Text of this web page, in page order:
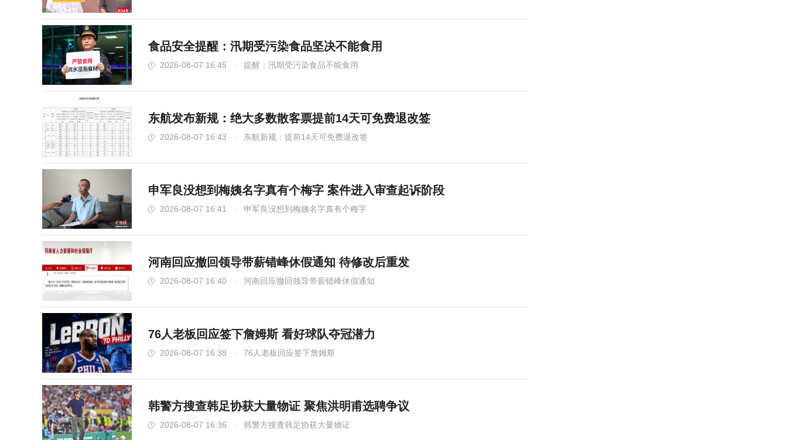
食品安全提醒：汛期受污染食品坚决不能食用
2026-08-07 16:45 提醒：汛期受污染食品不能食用
东航发布新规：绝大多数散客票提前14天可免费退改签
2026-08-07 16:43 东航新规：提前14天可免费退改签
申军良没想到梅姨名字真有个梅字 案件进入审查起诉阶段
2026-08-07 16:41 申军良没想到梅姨名字真有个梅字
河南回应撤回领导带薪错峰休假通知 待修改后重发
2026-08-07 16:40 河南回应撤回领导带薪错峰休假通知
76人老板回应签下詹姆斯 看好球队夺冠潜力
2026-08-07 16:38 76人老板回应签下詹姆斯
韩警方搜查韩足协获大量物证 聚焦洪明甫选聘争议
2026-08-07 16:36 韩警方搜查韩足协获大量物证